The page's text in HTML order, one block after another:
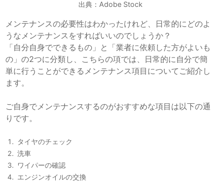
出典：Adobe Stock
メンテナンスの必要性はわかったけれど、日常的にどのよ
うなメンテナンスをすればいいのでしょうか？
「自分自身でできるもの」と「業者に依頼した方がよいも
の」の2つに分類し、こちらの項では、日常的に自分で簡
単に行うことができるメンテナンス項目についてご紹介し
ます。
ご自身でメンテナンスするのがおすすめな項目は以下の通
りです。
タイヤのチェック
洗車
ワイパーの確認
エンジンオイルの交換